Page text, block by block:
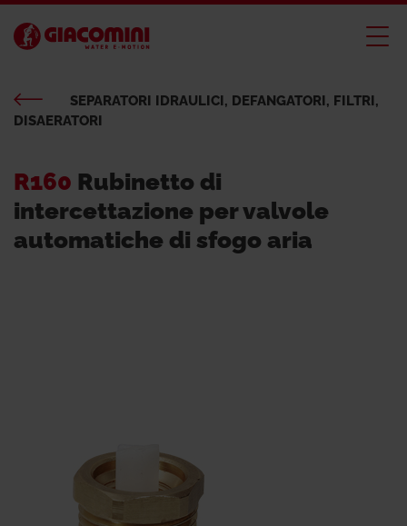
SEPARATORI IDRAULICI, DEFANGATORI, FILTRI,
DISAERATORI
R160 Rubinetto di
intercettazione per valvole
automatiche di sfogo aria